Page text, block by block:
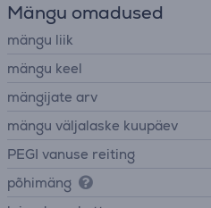
Mängu omadused
mängu liik
mängu keel
mängijate arv
mängu väljalaske kuupäev
PEGI vanuse reiting
põhimäng